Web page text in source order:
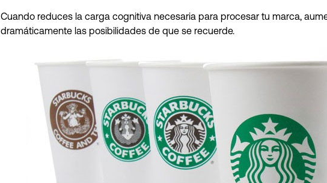
Cuando reduces la carga cognitiva necesaria para procesar tu marca,
dramáticamente las posibilidades de que se recuerde.